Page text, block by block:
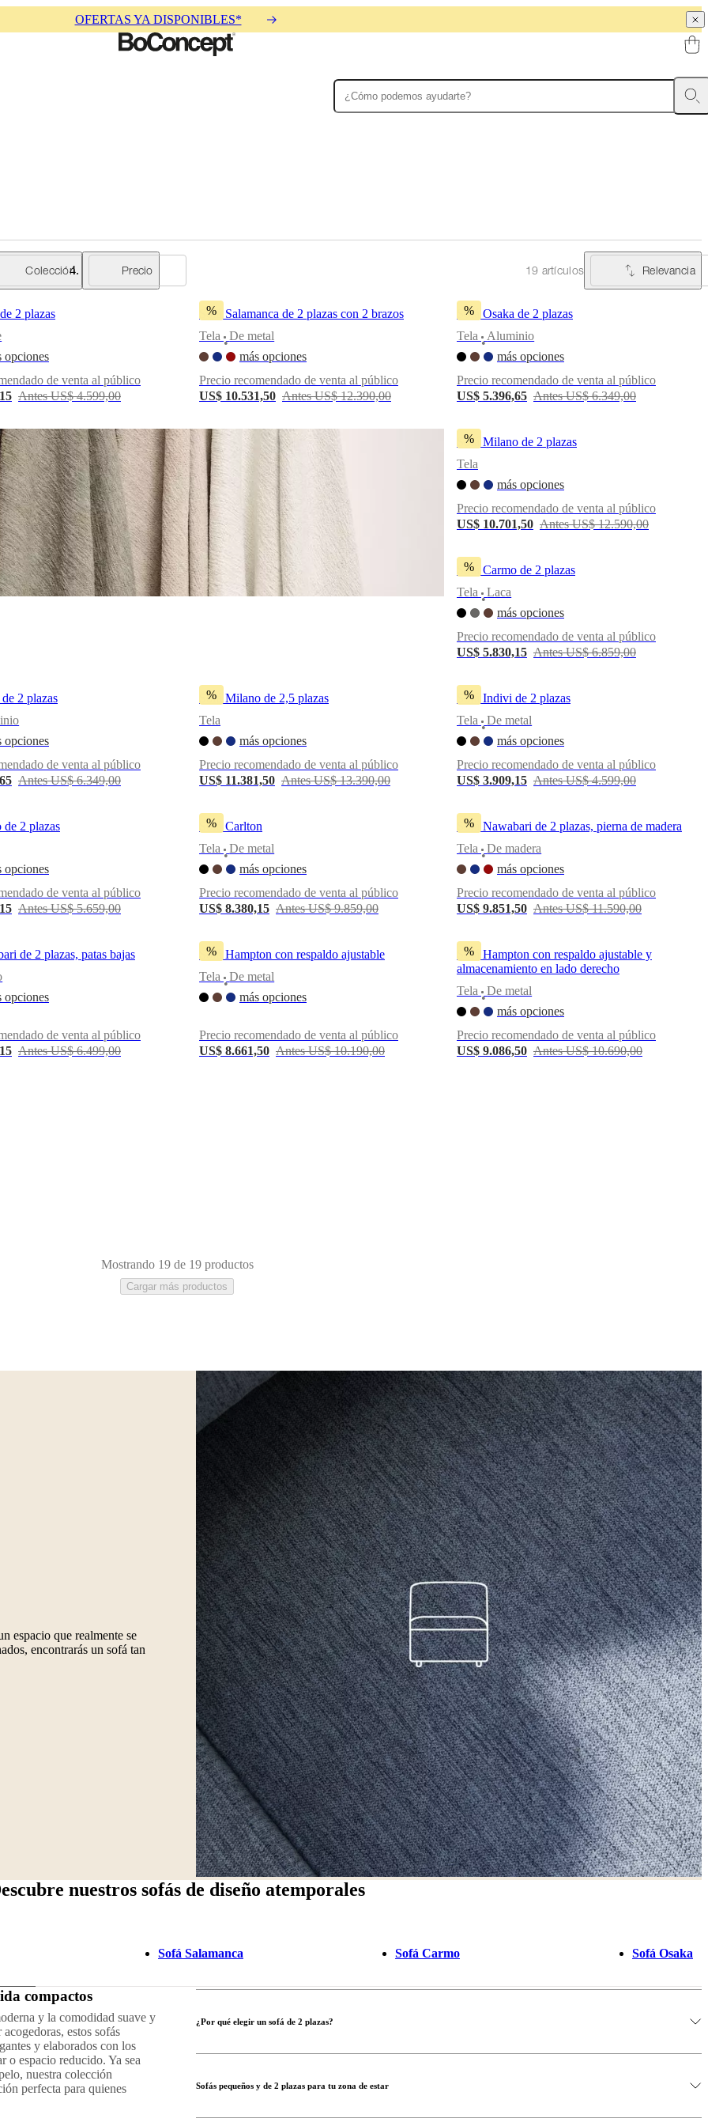
OFERTAS YA DISPONIBLES*
Colección Precio 19 artículos Relevancia
2 plazas
opciones
de venta al público
Antes US$ 4.599,00
%
Sofá Salamanca de 2 plazas con 2 brazos
Tela
•
De metal
más opciones
Precio recomendado de venta al público
US$ 10.531,50 Antes US$ 12.390,00
%
Sofá Osaka de 2 plazas
Tela
•
Aluminio
más opciones
Precio recomendado de venta al público
US$ 5.396,65 Antes US$ 6.349,00
%
Sofá Milano de 2 plazas
Tela
más opciones
Precio recomendado de venta al público
US$ 10.701,50 Antes US$ 12.590,00
%
Sofá Carmo de 2 plazas
Tela
•
Laca
más opciones
Precio recomendado de venta al público
US$ 5.830,15 Antes US$ 6.859,00
de 2 plazas
opciones
de venta al público
Antes US$ 6.349,00
%
Sofá Milano de 2,5 plazas
Tela
más opciones
Precio recomendado de venta al público
US$ 11.381,50 Antes US$ 13.390,00
%
Sofá Indivi de 2 plazas
Tela
•
De metal
más opciones
Precio recomendado de venta al público
US$ 3.909,15 Antes US$ 4.599,00
de 2 plazas
opciones
de venta al público
Antes US$ 5.659,00
%
Sofá Carlton
Tela
•
De metal
más opciones
Precio recomendado de venta al público
US$ 8.380,15 Antes US$ 9.859,00
%
Sofá Nawabari de 2 plazas, pierna de madera
Tela
•
De madera
más opciones
Precio recomendado de venta al público
US$ 9.851,50 Antes US$ 11.590,00
de 2 plazas, patas bajas
opciones
de venta al público
Antes US$ 6.499,00
%
Sofá Hampton con respaldo ajustable
Tela
•
De metal
más opciones
Precio recomendado de venta al público
US$ 8.661,50 Antes US$ 10.190,00
%
Sofá Hampton con respaldo ajustable y
almacenamiento en lado derecho
Tela
•
De metal
más opciones
Precio recomendado de venta al público
US$ 9.086,50 Antes US$ 10.690,00
Mostrando 19 de 19 productos
Cargar más productos
espacio que realmente se
encontrarás un sofá tan
nuestros sofás de diseño atemporales
Sofá Salamanca Sofá Carmo Sofá Osaka
compactos
y la comodidad suave y
estos sofás
y elaborados con los
o espacio reducido. Ya sea
nuestra colección
perfecta para quienes
¿Por qué elegir un sofá de 2 plazas?
Sofás pequeños y de 2 plazas para tu zona de estar